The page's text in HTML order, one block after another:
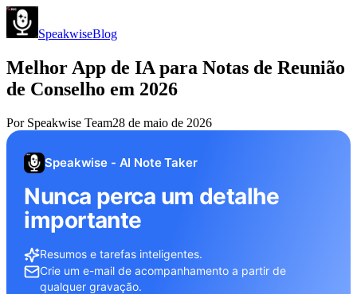
SpeakwiseBlog
Melhor App de IA para Notas de Reunião
de Conselho em 2026
Por Speakwise Team28 de maio de 2026
Speakwise - AI Note Taker
Nunca perca um detalhe
importante
Resumos e tarefas inteligentes.
Crie um e-mail de acompanhamento a partir de
qualquer gravação.